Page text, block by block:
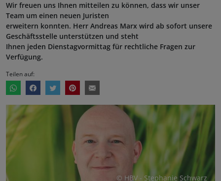
Wir freuen uns Ihnen mitteilen zu können, dass wir unser
Team um einen neuen Juristen
erweitern konnten. Herr Andreas Marx wird ab sofort unsere
Geschäftsstelle unterstützen und steht
Ihnen jeden Dienstagvormittag für rechtliche Fragen zur
Verfügung.
Teilen auf:
© HBV - Stephanie Schwarz